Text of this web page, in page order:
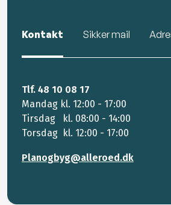
Kontakt Sikker mail
Tlf. 48 10 08 17
Mandag kl. 12:00 - 17:00
Tirsdag kl. 08:00 - 14:00
Torsdag kl. 12:00 - 17:00
Planogbyg@alleroed.dk